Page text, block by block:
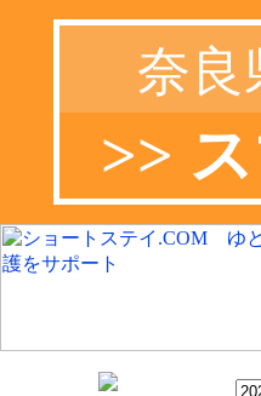
奈良
>>